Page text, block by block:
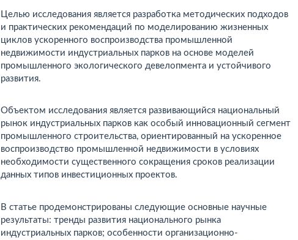
Целью исследования является разработка методических подходов
и практических рекомендаций по моделированию жизненных
циклов ускоренного воспроизводства промышленной
недвижимости индустриальных парков на основе моделей
промышленного экологического девелопмента и устойчивого
развития.
Объектом исследования является развивающийся национальный
рынок индустриальных парков как особый инновационный сегмент
промышленного строительства, ориентированный на ускоренное
воспроизводство промышленной недвижимости в условиях
необходимости существенного сокращения сроков реализации
данных типов инвестиционных проектов.
В статье продемонстрированы следующие основные научные
результаты: тренды развития национального рынка
индустриальных парков; особенности организационно-